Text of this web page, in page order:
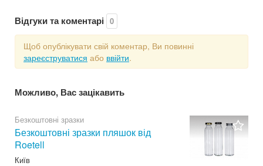
Відгуки та коментарі 0
Щоб опублікувати свій коментар, Ви повинні
зареєструватися або ввійти.
Можливо, Вас зацікавить
Безкоштовні зразки
Безкоштовні зразки пляшок від
Roetell
Київ